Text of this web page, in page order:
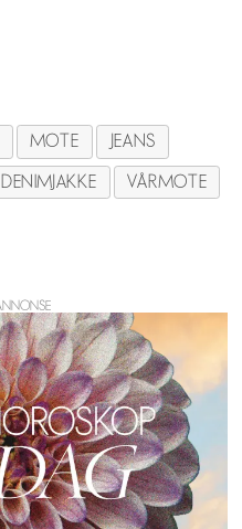
MOTE
JEANS
DENIMJAKKE VÅRMOTE